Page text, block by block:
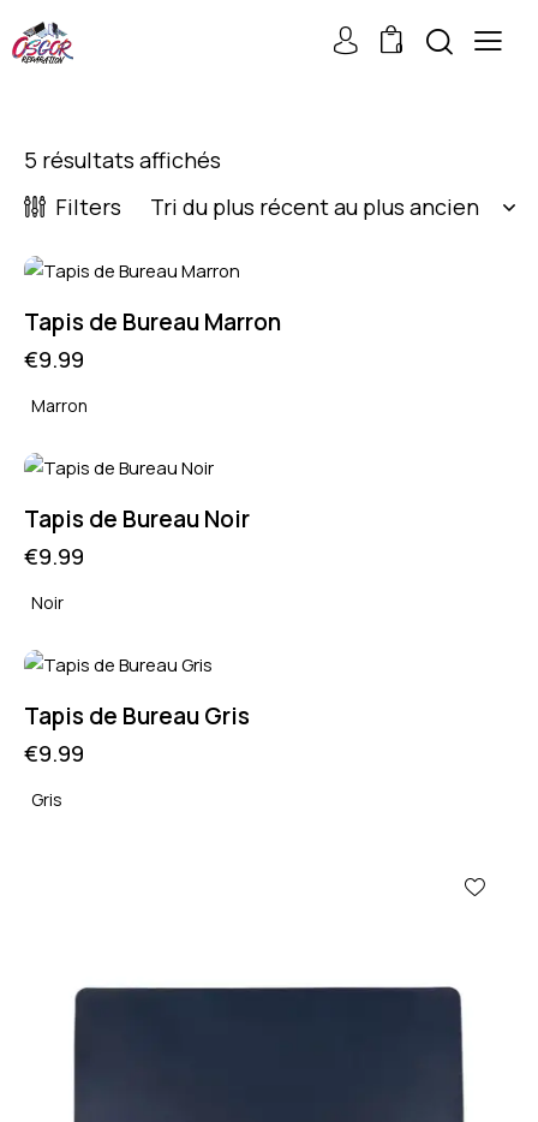
0
5 résultats affichés
Filters
Tapis de Bureau Marron
€9.99
Marron
Tapis de Bureau Noir
€9.99
Noir
Tapis de Bureau Gris
€9.99
Gris